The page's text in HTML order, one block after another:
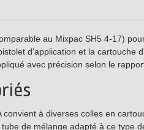
au Mixpac SH5 4-17)
d'application et la cartouche
avec précision selon le
convient à diverses colles en
de mélange adapté à ce type